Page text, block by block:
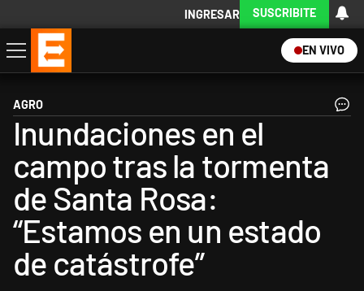
INGRESAR SUSCRIBITE
EN VIVO
Economía
Política
Internacional
Actualidad
Descargá la App
AGRO
Inundaciones en el
campo tras la tormenta
de Santa Rosa:
“Estamos en un estado
de catástrofe”